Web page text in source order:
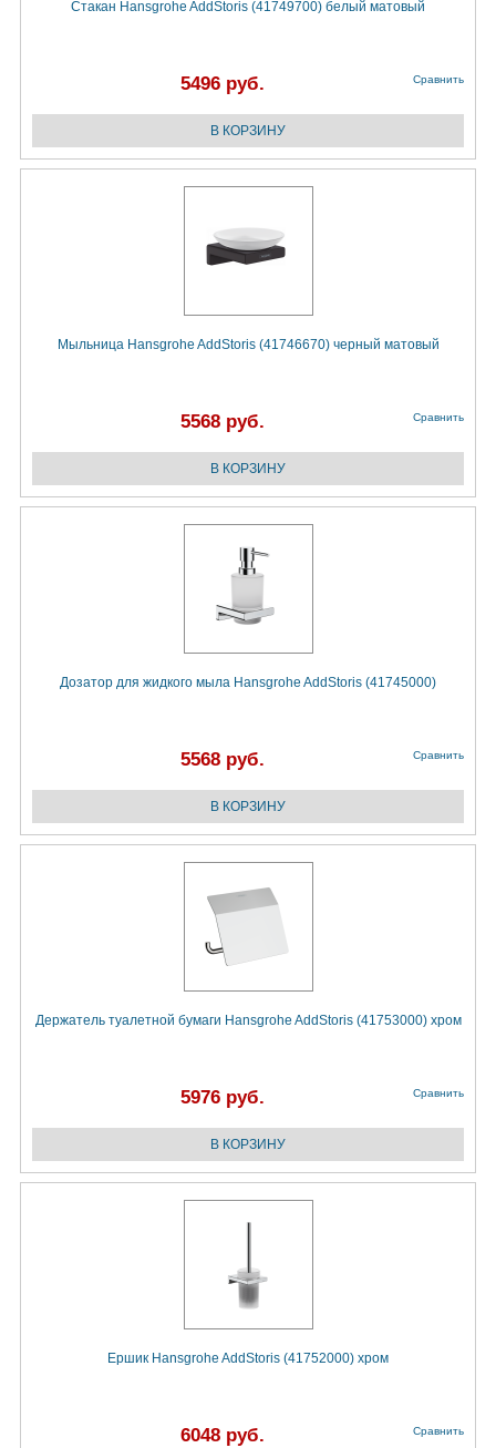
Стакан Hansgrohe AddStoris (41749700) белый матовый
5496 руб. Сравнить
Мыльница Hansgrohe AddStoris (41746670) черный матовый
5568 руб. Сравнить
Дозатор для жидкого мыла Hansgrohe AddStoris (41745000)
5568 руб. Сравнить
Держатель туалетной бумаги Hansgrohe AddStoris (41753000) хром
5976 руб. Сравнить
Ёршик Hansgrohe AddStoris (41752000) хром
6048 руб. Сравнить